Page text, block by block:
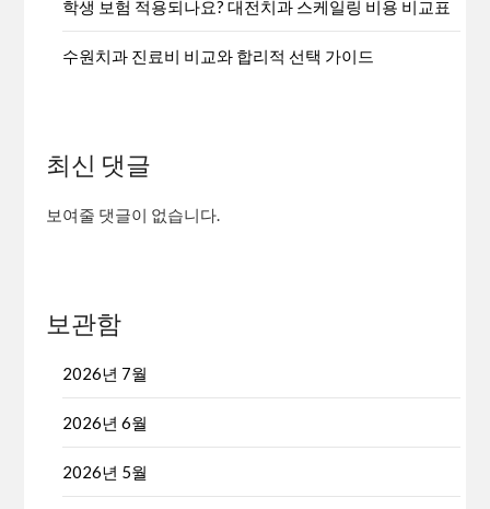
학생 보험 적용되나요? 대전치과 스케일링 비용 비교표
수원치과 진료비 비교와 합리적 선택 가이드
최신 댓글
보여줄 댓글이 없습니다.
보관함
2026년 7월
2026년 6월
2026년 5월